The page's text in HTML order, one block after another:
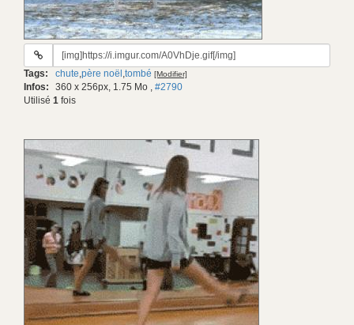
URL
gif:
Tags: chute,père noël ,tombé [Modifier]
Infos: 360 x 256px, 1.75 Mo , #2790
Utilisé 1 fois